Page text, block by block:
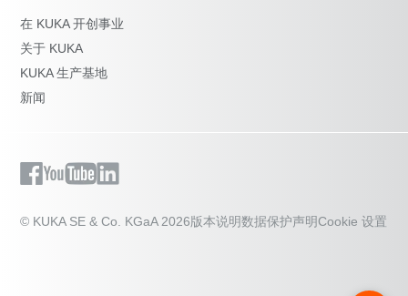
在 KUKA 开创事业
关于 KUKA
KUKA 生产基地
新闻
© KUKA SE & Co. KGaA 2026版本说明数据保护声明Cookie 设置